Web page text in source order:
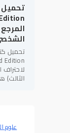
لاحتراف
علوم